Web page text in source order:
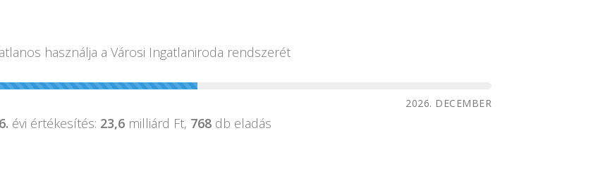
használja a Városi Ingatlaniroda rendszerét
2026. DECEMBER
évi értékesítés: 23,6milliárd Ft, 768db eladás